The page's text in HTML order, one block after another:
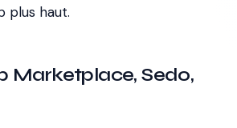
plus haut.
Marketplace, Sedo,